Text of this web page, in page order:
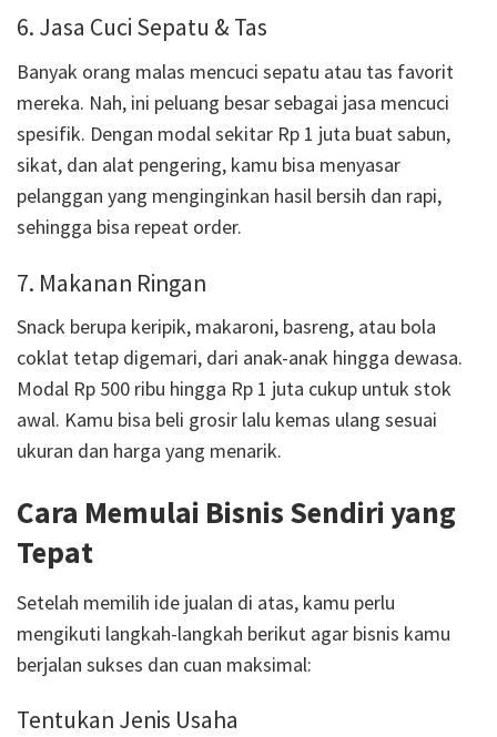
6. Jasa Cuci Sepatu & Tas
Banyak orang malas mencuci sepatu atau tas favorit
mereka. Nah, ini peluang besar sebagai jasa mencuci
spesifik. Dengan modal sekitar Rp 1 juta buat sabun,
sikat, dan alat pengering, kamu bisa menyasar
pelanggan yang menginginkan hasil bersih dan rapi,
sehingga bisa repeat order.
7. Makanan Ringan
Snack berupa keripik, makaroni, basreng, atau bola
coklat tetap digemari, dari anak-anak hingga dewasa.
Modal Rp 500 ribu hingga Rp 1 juta cukup untuk stok
awal. Kamu bisa beli grosir lalu kemas ulang sesuai
ukuran dan harga yang menarik.
Cara Memulai Bisnis Sendiri yang
Tepat
Setelah memilih ide jualan di atas, kamu perlu
mengikuti langkah-langkah berikut agar bisnis kamu
berjalan sukses dan cuan maksimal:
Tentukan Jenis Usaha